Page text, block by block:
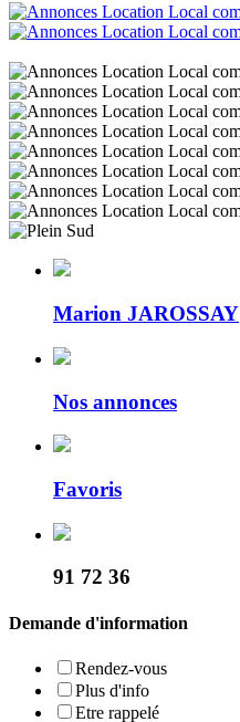
Marion JAROSSAY
Nos annonces
Favoris
91 72 36
Demande d'information
Rendez-vous
Plus d'info
Etre rappelé